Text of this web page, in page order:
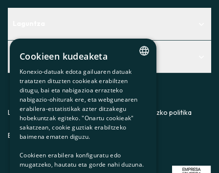
Centro de Ayuda
Aurkitu zerbitzurik egokiena zuretzat
Contacto
Albisteak
Albisteak
Bazkideen txokoa
Prentsa
Gurekin lan egin
Lege-oharraPribatutasun-politikaCookieei buruzko politika
ES CAGLEU
CATALAN
SPANISH
GL
BASQUE
Cookieen kudeaketa
Konexio-datuak edota gailuaren datuak
tratatzen dituzten cookieak erabiltzen
ditugu, bai eta nabigazioa errazteko
nabigazio-ohiturak ere, eta webgunearen
erabilera-estatistikak azter ditzakegu
hobekuntzak egiteko. "Onartu cookieak"
sakatzean, cookie guztiak erabiltzeko
baimena ematen diguzu.
Cookieen erabilera konfiguratu edo
mugatzeko, hautatu eta gorde nahi duzuna.